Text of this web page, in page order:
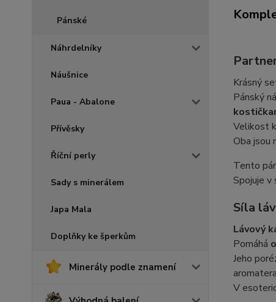
Pánské
Náhrdelníky
Náušnice
Paua - Abalone
Přívěsky
Říční perly
Sady s minerálem
Japa Mala
Doplňky ke šperkům
Minerály podle znamení
Krásný
Pánský
Velikost
Oba jsou
Tento
Spojuje v
Síla
Lávový
Pomáhá
Jeho
V